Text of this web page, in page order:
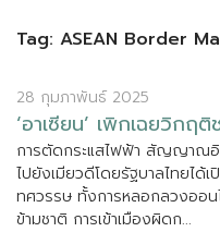
Tag: ASEAN Border
28 กุมภาพันธ์ 2025
‘อาเซยน’ เพกเฉยวกฤต
การตดกระแสไฟฟา สญญาณอ
ไปยงเมยวดโดยรฐบาลไทยไดเป
ทศวรรษ ทงการหลอกลวงออน
ขามชาต การเขาเมองผดก...